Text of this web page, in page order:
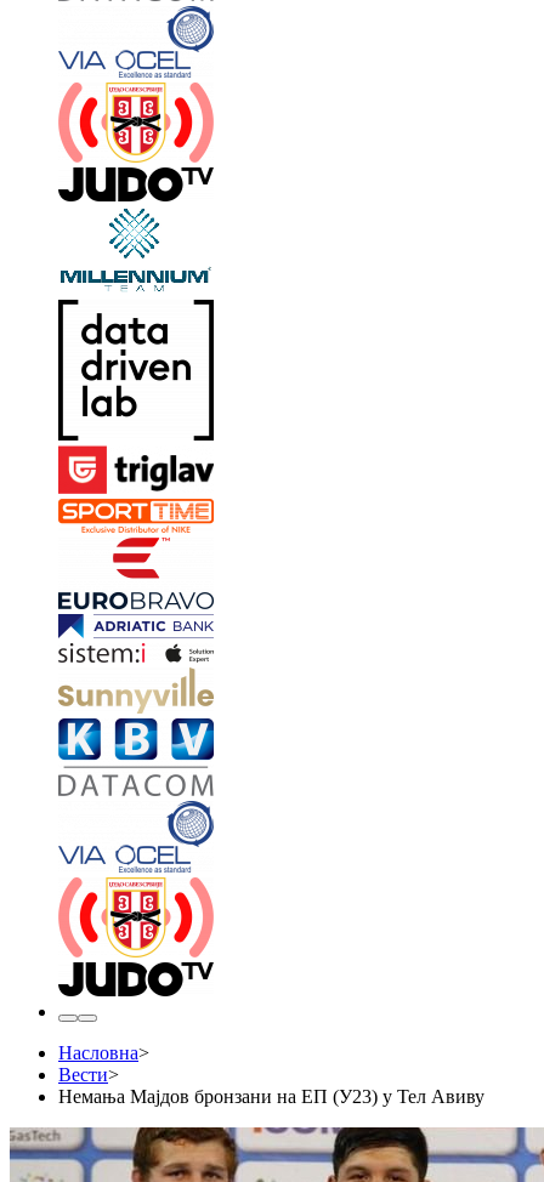
Насловна>
Вести>
Немања Мајдов бронзани на ЕП (У23) у Тел Авиву